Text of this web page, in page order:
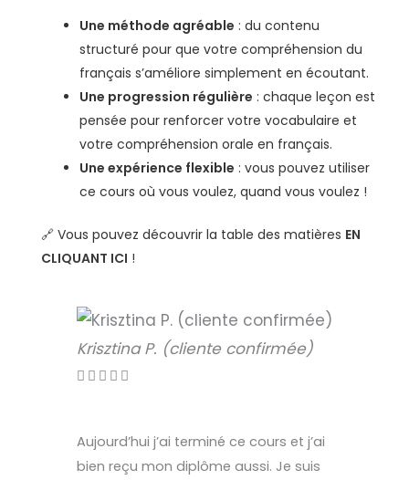
Une méthode agréable : du contenu
structuré pour que votre compréhension du
français s’améliore simplement en écoutant.
Une progression régulière : chaque leçon est
pensée pour renforcer votre vocabulaire et
votre compréhension orale en français.
Une expérience flexible : vous pouvez utiliser
ce cours où vous voulez, quand vous voulez !
🔗 Vous pouvez découvrir la table des matières EN
CLIQUANT ICI !
Krisztina P. (cliente confirmée)
    
Aujourd’hui j’ai terminé ce cours et j’ai
bien reçu mon diplôme aussi. Je suis